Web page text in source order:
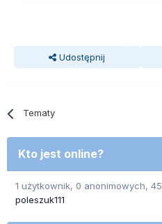
Udostępnij
Tematy
Kto jest online?
1 użytkownik, 0 anonimowych,
poleszuk111